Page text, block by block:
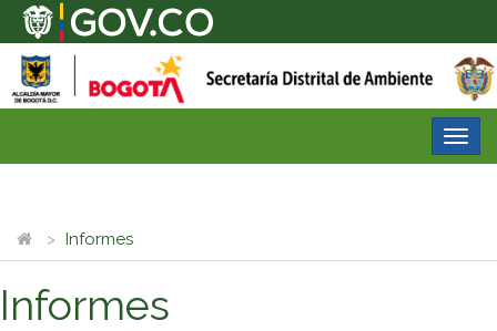
Informes
Informes